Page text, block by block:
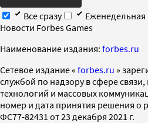
Все сразу
Еженедельная
Новости Forbes Games
Наименование издания: forbes.ru
Cетевое издание « forbes.ru »
службой по надзору в сфере
технологий и массовых
номер и дата принятия решения о
ФС77-82431 от 23 декабря 2021 г.